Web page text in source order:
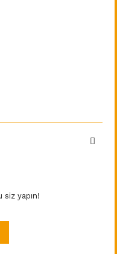
yapın!